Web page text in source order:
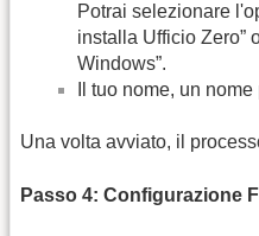
Potrai selezionare
installa Ufficio Zero”
Windows”.
Il tuo nome, un
Una volta avviato, il
Passo 4: Configurazione